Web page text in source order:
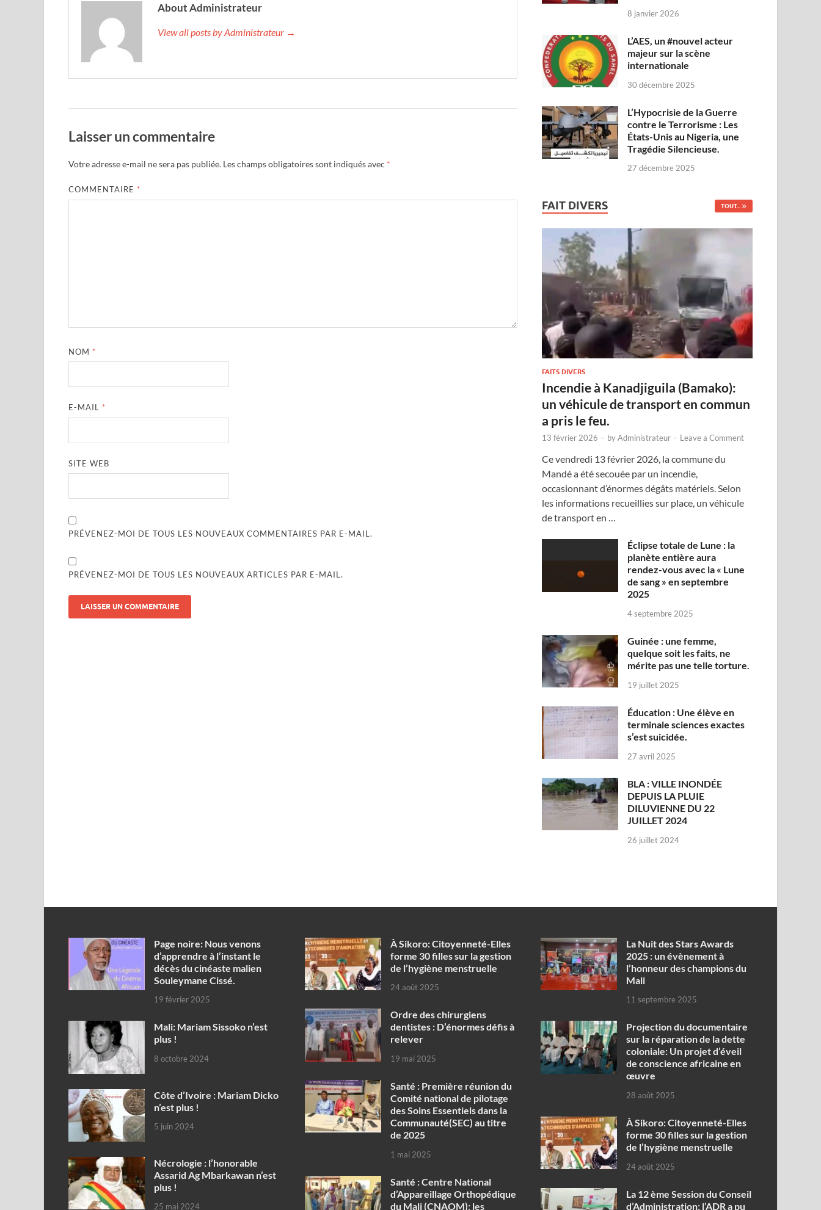
About Administrateur
View all posts by Administrateur →
Laisser un commentaire
Votre adresse e-mail ne sera pas publiée. Les champs obligatoires sont indiqués avec *
COMMENTAIRE *
NOM *
E-MAIL *
SITE WEB
PRÉVENEZ-MOI DE TOUS LES NOUVEAUX COMMENTAIRES PAR E-MAIL.
PRÉVENEZ-MOI DE TOUS LES NOUVEAUX ARTICLES PAR E-MAIL.
8 janvier 2026
L’AES, un #nouvel acteur
majeur sur la scène
internationale
30 décembre 2025
L’Hypocrisie de la Guerre
contre le Terrorisme : Les
États-Unis au Nigeria, une
Tragédie Silencieuse.
27 décembre 2025
FAIT DIVERS TOUT...
FAITS DIVERS
Incendie à Kanadjiguila (Bamako):
un véhicule de transport en commun
a pris le feu.
13 février 2026 - byAdministrateur - Leave a Comment
Ce vendredi 13 février 2026, la commune du
Mandé a été secouée par un incendie,
occasionnant d’énormes dégâts matériels. Selon
les informations recueillies sur place, un véhicule
de transport en …
Éclipse totale de Lune : la
planète entière aura
rendez-vous avec la « Lune
de sang » en septembre
2025
4 septembre 2025
Guinée : une femme,
quelque soit les faits, ne
mérite pas une telle torture.
19 juillet 2025
Éducation : Une élève en
terminale sciences exactes
s’est suicidée.
27 avril 2025
BLA : VILLE INONDÉE
DEPUIS LA PLUIE
DILUVIENNE DU 22
JUILLET 2024
26 juillet 2024
Page noire: Nous venons
d’apprendre à l’instant le
décès du cinéaste malien
Souleymane Cissé.
19 février 2025
Mali: Mariam Sissoko n’est
plus !
8 octobre 2024
Côte d’Ivoire : Mariam Dicko
n’est plus !
5 juin 2024
Nécrologie : l’honorable
Assarid Ag Mbarkawan n’est
plus !
25 mai 2024
À Sikoro: Citoyenneté-Elles
forme 30 filles sur la gestion
de l’hygiène menstruelle
24 août 2025
Ordre des chirurgiens
dentistes : D’énormes défis à
relever
19 mai 2025
Santé : Première réunion du
Comité national de pilotage
des Soins Essentiels dans la
Communauté(SEC) au titre
de 2025
1 mai 2025
Santé : Centre National
d’Appareillage Orthopédique
du Mali (CNAOM): les
‎La Nuit des Stars Awards
2025 : un évènement à
l’honneur des champions du
Mali
11 septembre 2025
Projection du documentaire
sur la réparation de la dette
coloniale: Un projet d’éveil
de conscience africaine en
œuvre‎
28 août 2025
À Sikoro: Citoyenneté-Elles
forme 30 filles sur la gestion
de l’hygiène menstruelle
24 août 2025
La 12 ème Session du Conseil
d’Administration: l’ADR a pu